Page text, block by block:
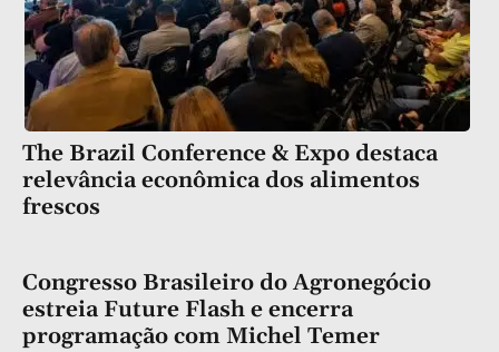
The Brazil Conference & Expo destaca
relevância econômica dos alimentos
frescos
Congresso Brasileiro do Agronegócio
estreia Future Flash e encerra
programação com Michel Temer